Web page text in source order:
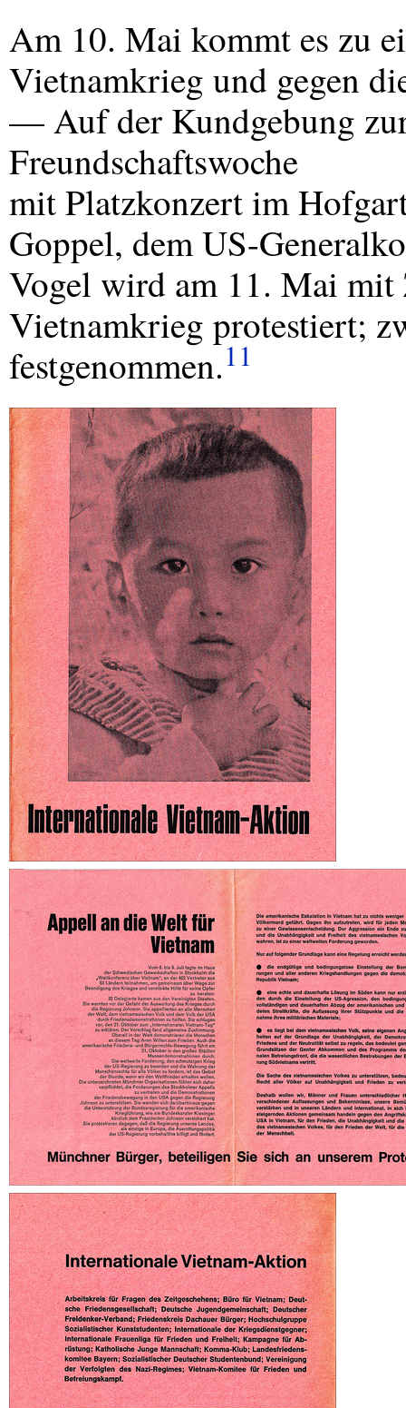
Am 10. Mai kommt es zu
Vietnamkrieg und gegen
— Auf der Kundgebung
Freundschaftswoche
mit Platzkonzert im
Goppel, dem US-
Vogel wird am 11. Mai mit
Vietnamkrieg protestiert;
festgenommen.11